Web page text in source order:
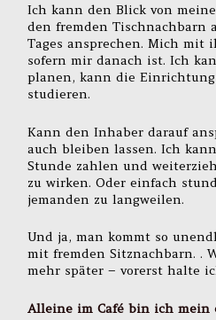
Ich kann den Blick von
den fremden Tischnachbarn
Tages ansprechen. Mich mit
sofern mir danach ist. Ich
planen, kann die
studieren.
Kann den Inhaber darauf
auch bleiben lassen. Ich
Stunde zahlen und
zu wirken. Oder einfach
jemanden zu langweilen.
Und ja, man kommt so
mit fremden Sitznachbarn. .
mehr später – vorerst halte
Alleine im Café bin ich